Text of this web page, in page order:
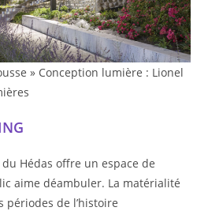
» Conception lumière : Lionel
Hédas offre un espace de
aime déambuler. La matérialité
de l’histoire